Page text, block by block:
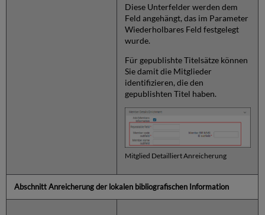
Diese Unterfelder werden dem
Feld angehängt, das im Parameter
Wiederholbares Feld festgelegt
wurde.
Für gepublishte Titelsätze können
Sie damit die Mitglieder
identifizieren, die den
gepublishten Titel haben.
Mitglied Detailliert Anreicherung
Abschnitt Anreicherung der lokalen bibliografischen Information